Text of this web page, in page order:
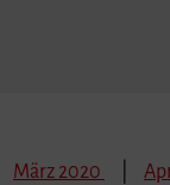
März 2020